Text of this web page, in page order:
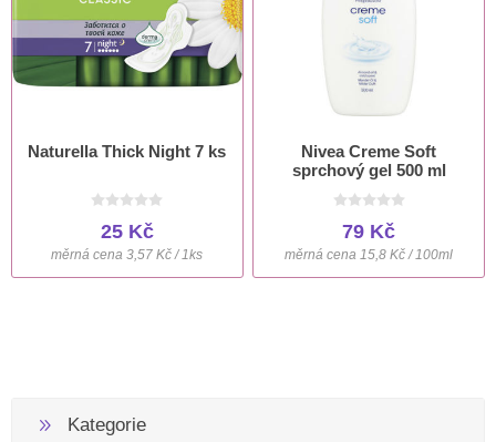
Naturella Thick Night 7 ks
25 Kč
měrná cena 3,57 Kč / 1ks
Nivea Creme Soft
sprchový gel 500 ml
79 Kč
měrná cena 15,8 Kč / 100ml
Kategorie